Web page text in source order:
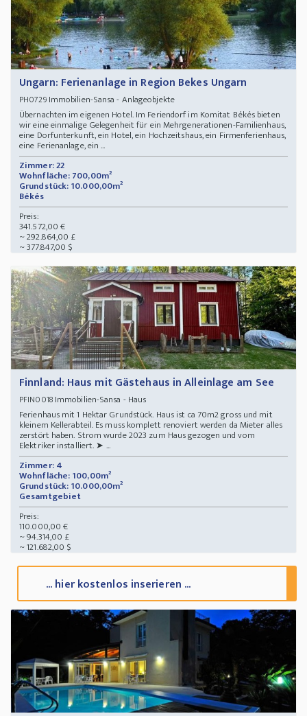
Ungarn: Ferienanlage in Region Bekes Ungarn
PH0729Immobilien-Sansa - Anlageobjekte
Übernachten im eigenen Hotel. Im Feriendorf im Komitat Békés bieten
wir eine einmalige Gelegenheit für ein Mehrgenerationen-Familienhaus,
eine Dorfunterkunft, ein Hotel, ein Hochzeitshaus, ein Firmenferienhaus,
eine Ferienanlage, ein ...
Zimmer: 22
Wohnfläche: 700,00m²
Grundstück: 10.000,00m²
Békés
Preis:
341.572,00 €
~ 292.864,00 £
~ 377.847,00 $
Finnland: Haus mit Gästehaus in Alleinlage am See
PFIN0018Immobilien-Sansa - Haus
Ferienhaus mit 1 Hektar Grundstück. Haus ist ca 70m2 gross und mit
kleinem Kellerabteil. Es muss komplett renoviert werden da Mieter alles
zerstört haben. Strom wurde 2023 zum Haus gezogen und vom
Elektriker installiert. ➤ ...
Zimmer: 4
Wohnfläche: 100,00m²
Grundstück: 10.000,00m²
Gesamtgebiet
Preis:
110.000,00 €
~ 94.314,00 £
~ 121.682,00 $
... hier kostenlos inserieren ...